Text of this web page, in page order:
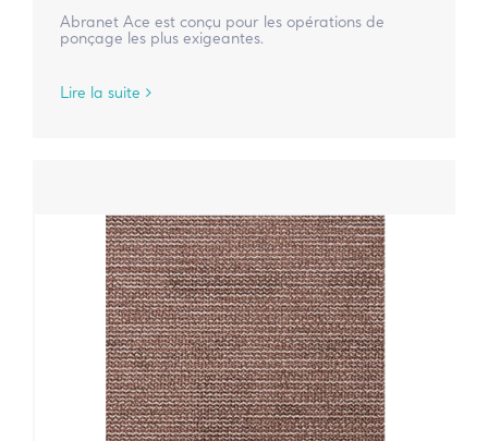
Abranet Ace est conçu pour les opérations de
ponçage les plus exigeantes.
Lire la suite